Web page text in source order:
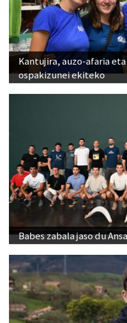
Kantujira, auzo-afaria
ospakizunei ekiteko
Babes zabala jaso du